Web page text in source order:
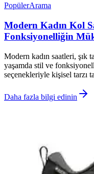
PopülerArama
Modern Kadın Kol
Fonksiyonelliğin
Modern kadın saatleri, şık
yaşamda stil ve
seçenekleriyle kişisel tarzı
Daha fazla bilgi edinin